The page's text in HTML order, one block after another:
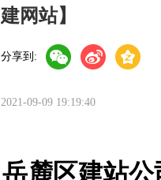
建网站】
分享到:
2021-09-09 19:19:40
岳麓区建站